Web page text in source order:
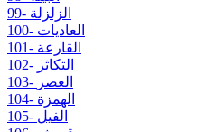
99- الزلزلة
100- العاديات
101- القارعة
102- التكاثر
103- العصر
104- الهمزة
105- الفيل